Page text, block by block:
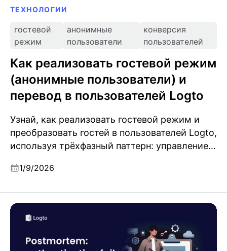
ТЕХНОЛОГИИ
гостевой
режим
анонимные
пользователи
конверсия
пользователей
Как реализовать гостевой режим
(анонимные пользователи) и
перевод в пользователей Logto
Узнай, как реализовать гостевой режим и
преобразовать гостей в пользователей Logto,
используя трёхфазный паттерн: управление
OIDC и безопасное слияние гостевых данных
1/9/2026
Анализ инцидента: сбои аутентификации из-за
кэширования JWKS и ротации ключа подписи